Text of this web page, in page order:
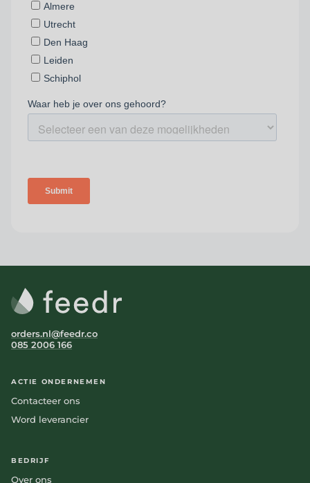
orders.nl@feedr.co
085 2006 166
ACTIE ONDERNEMEN
Contacteer ons
Word leverancier
BEDRIJF
Over ons